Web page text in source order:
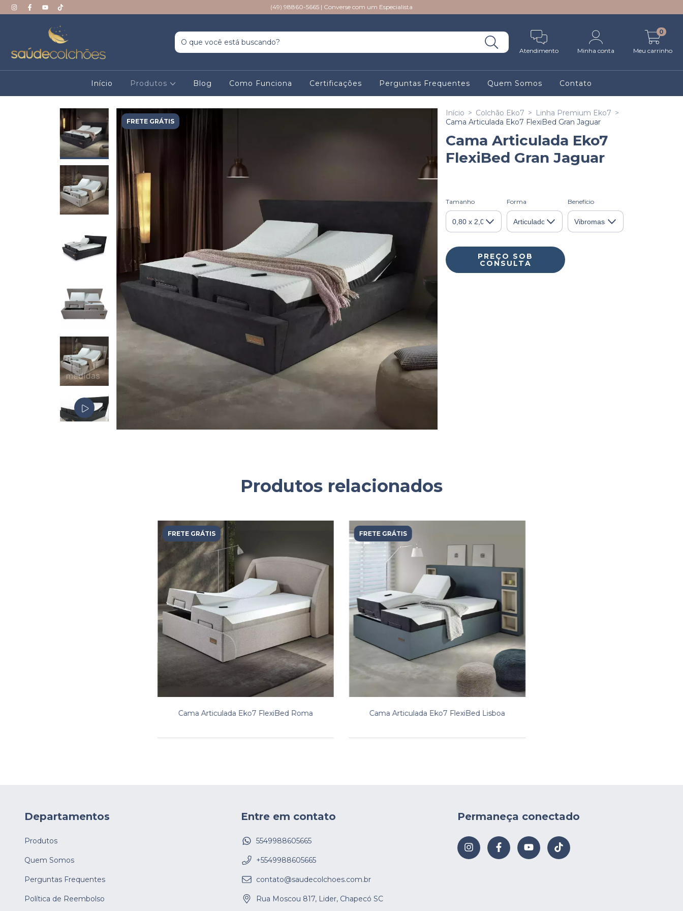
(49) 98860-5665 | Converse com um Especialista
Atendimento Minha conta Meu carrinho
0
Início Produtos Blog Como Funciona Certificações Perguntas Frequentes Quem Somos Contato
FRETE GRÁTIS
Início > Colchão Eko7 > Linha Premium Eko7 >
Cama Articulada Eko7 FlexiBed Gran Jaguar
Cama Articulada Eko7
FlexiBed Gran Jaguar
Tamanho Forma Benefício
Produtos relacionados
FRETE GRÁTIS
Cama Articulada Eko7 FlexiBed Roma
FRETE GRÁTIS
Cama Articulada Eko7 FlexiBed Lisboa
Departamentos
Produtos
Quem Somos
Perguntas Frequentes
Política de Reembolso
Entre em contato
5549988605665
+5549988605665
contato@saudecolchoes.com.br
Rua Moscou 817, Lider, Chapecó SC
Permaneça conectado